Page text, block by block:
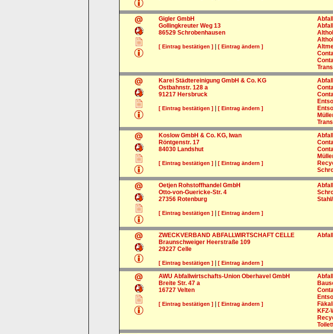
Gigler GmbH
Gollingkreuter Weg 13
86529 Schrobenhausen
[ Eintrag bestätigen ] [ Eintrag ändern ]
Karei Städtereinigung GmbH & Co. KG
Ostbahnstr. 128 a
91217 Hersbruck
[ Eintrag bestätigen ] [ Eintrag ändern ]
Koslow GmbH & Co. KG, Iwan
Röntgenstr. 17
84030 Landshut
[ Eintrag bestätigen ] [ Eintrag ändern ]
Oetjen Rohstoffhandel GmbH
Otto-von-Guericke-Str. 4
27356 Rotenburg
[ Eintrag bestätigen ] [ Eintrag ändern ]
ZWECKVERBAND ABFALLWIRTSCHAFT CELLE
Braunschweiger Heerstraße 109
29227 Celle
[ Eintrag bestätigen ] [ Eintrag ändern ]
AWU Abfallwirtschafts-Union Oberhavel GmbH
Breite Str. 47 a
16727 Velten
[ Eintrag bestätigen ] [ Eintrag ändern ]